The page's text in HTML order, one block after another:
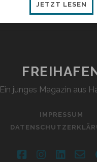
JETZT LESEN
OF
Ein junges Magazin aus
IMPRESSUM
facebookinstagram